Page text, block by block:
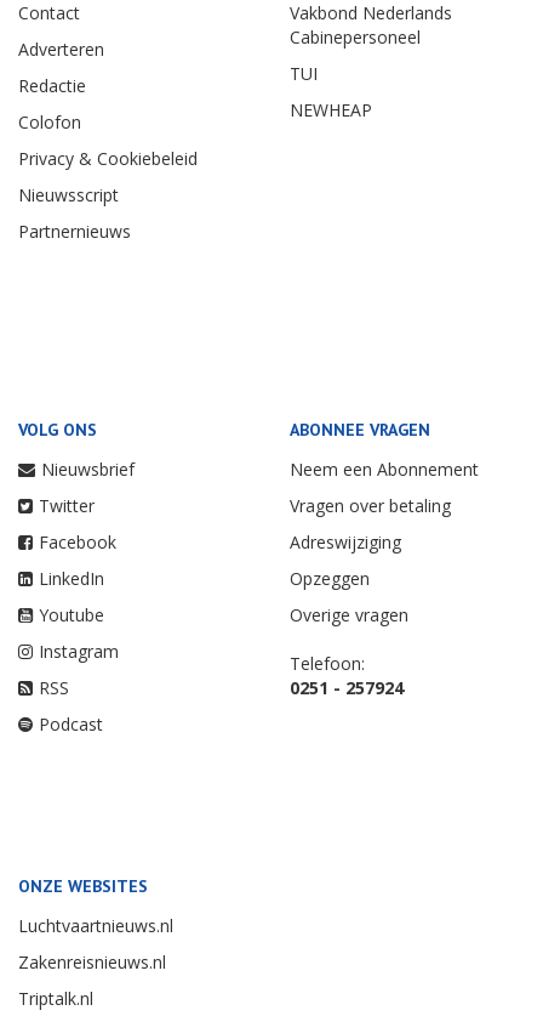
Contact
Adverteren
Redactie
Colofon
Privacy & Cookiebeleid
Nieuwsscript
Partnernieuws
Vakbond Nederlands
Cabinepersoneel
TUI
NEWHEAP
VOLG ONS
Nieuwsbrief
Twitter
Facebook
LinkedIn
Youtube
Instagram
RSS
Podcast
ABONNEE VRAGEN
Neem een Abonnement
Vragen over betaling
Adreswijziging
Opzeggen
Overige vragen
Telefoon:
0251 - 257924
ONZE WEBSITES
Luchtvaartnieuws.nl
Zakenreisnieuws.nl
Triptalk.nl